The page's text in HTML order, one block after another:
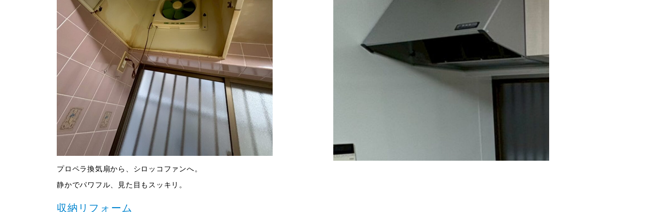
プロペラ換気扇から、シロッコファンへ。
静かでパワフル、見た目もスッキリ。
収納リフォーム